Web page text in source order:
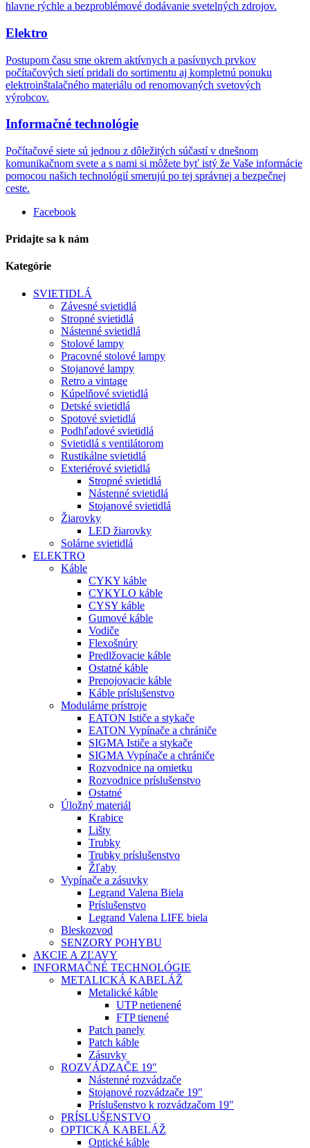
hlavne rýchle a bezproblémové dodávanie svetelných zdrojov.
Elektro
Postupom času sme okrem aktívnych a pasívnych prvkov
počítačových sietí pridali do sortimentu aj kompletnú ponuku
elektroinštalačného materiálu od renomovaných svetových
výrobcov.
Informačné technológie
Počítačové siete sú jednou z dôležitých súčastí v dnešnom
komunikačnom svete a s nami si môžete byť istý že Vaše informácie
pomocou našich technológií smerujú po tej správnej a bezpečnej
ceste.
Facebook
Pridajte sa k nám
Kategórie
SVIETIDLÁ
Závesné svietidlá
Stropné svietidlá
Nástenné svietidlá
Stolové lampy
Pracovné stolové lampy
Stojanové lampy
Retro a vintage
Kúpelňové svietidlá
Detské svietidlá
Spotové svietidlá
Podhľadové svietidlá
Svietidlá s ventilátorom
Rustikálne svietidlá
Exteriérové svietidlá
Stropné svietidlá
Nástenné svietidlá
Stojanové svietidlá
Žiarovky
LED žiarovky
Solárne svietidlá
ELEKTRO
Káble
CYKY káble
CYKYLO káble
CYSY káble
Gumové káble
Vodiče
Flexošnúry
Predlžovacie káble
Ostatné káble
Prepojovacie káble
Káble príslušenstvo
Modulárne prístroje
EATON Ističe a stykače
EATON Vypínače a chrániče
SIGMA Ističe a stykače
SIGMA Vypínače a chrániče
Rozvodnice na omietku
Rozvodnice príslušenstvo
Ostatné
Úložný materiál
Krabice
Lišty
Trubky
Trubky príslušenstvo
Žľaby
Vypínače a zásuvky
Legrand Valena Biela
Príslušenstvo
Legrand Valena LIFE biela
Bleskozvod
SENZORY POHYBU
AKCIE A ZĽAVY
INFORMAČNÉ TECHNOLÓGIE
METALICKÁ KABELÁŽ
Metalické káble
UTP netienené
FTP tienené
Patch panely
Patch káble
Zásuvky
ROZVÁDZAČE 19"
Nástenné rozvádzače
Stojanové rozvádzače 19"
Príslušenstvo k rozvádzačom 19"
PRÍSLUŠENSTVO
OPTICKÁ KABELÁŽ
Optické káble